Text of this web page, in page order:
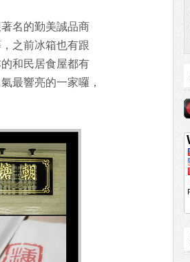
名的勤美誠品商
之前冰箱也有跟
和民居食屋都有
最響亮的一家囉，